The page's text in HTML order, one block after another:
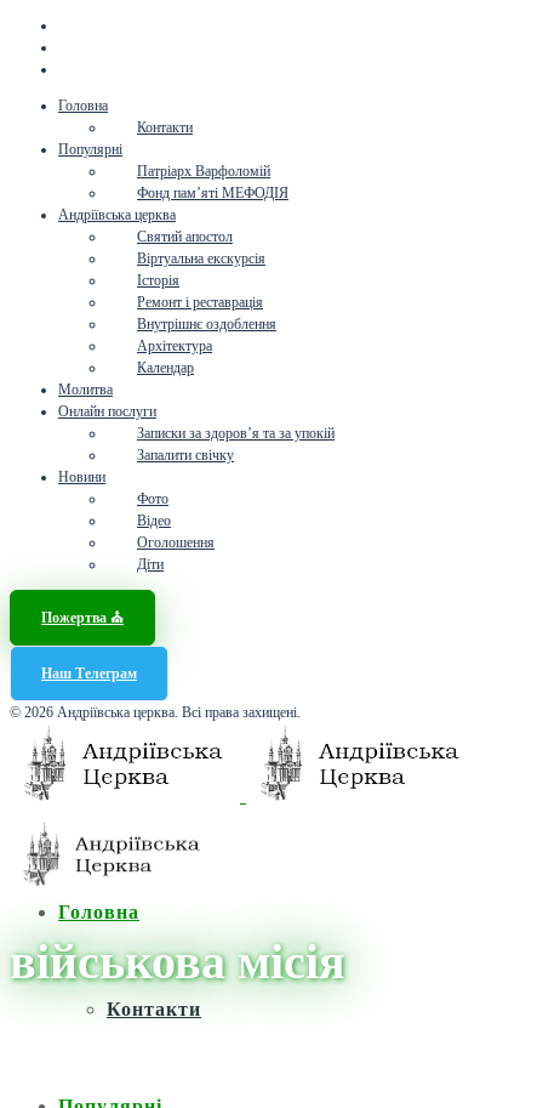
Головна
Контакти
Популярні
Патріарх Варфоломій
Фонд пам’яті МЕФОДІЯ
Андріївська церква
Святий апостол
Віртуальна екскурсія
Історія
Ремонт і реставрація
Внутрішнє оздоблення
Архітектура
Календар
Молитва
Онлайн послуги
Записки за здоров’я та за упокій
Запалити свічку
Новини
Фото
Відео
Оголошення
Діти
Пожертва ⛪️
Наш Телеграм
© 2026 Андріївська церква. Всі права захищені.
Головна
Контакти
військова місія